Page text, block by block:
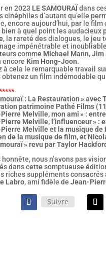
en 2023 LE SAMOURAÏ dans
cinéphiles d’autant qu’elle
encore aujourd’hui, par le
bien à quel point les audacieux
, la rareté des dialogues, le jeu
impénétrable et
comme Michael Mann,Jim
encore Kim Hong-Joon.
à cela le remarquable travail
obtenez un film indémodable
: La Restauration »
patrimoine Pathé Films
Melville, mon ami » :
Melville, l’influenceur » :
Melville et la musique
de la musique de film, et
» revu par Taylor
honnête, nous n’avons pas
dans cette somptueuse
riches suppléments
Labro, ami fidèle de Jean-
Suivre